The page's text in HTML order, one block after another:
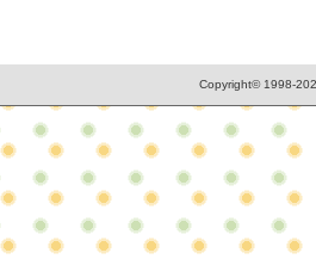
Copyright© 1998-